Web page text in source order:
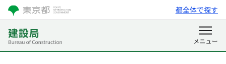
都全体で探す